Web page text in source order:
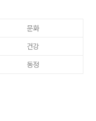
문화
건강
동정